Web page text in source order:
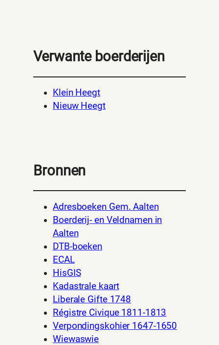
Verwante boerderijen
Klein Heegt
Nieuw Heegt
Bronnen
Adresboeken Gem. Aalten
Boerderij- en Veldnamen in
Aalten
DTB-boeken
ECAL
HisGIS
Kadastrale kaart
Liberale Gifte 1748
Régistre Civique 1811-1813
Verpondingskohier 1647-1650
Wiewaswie